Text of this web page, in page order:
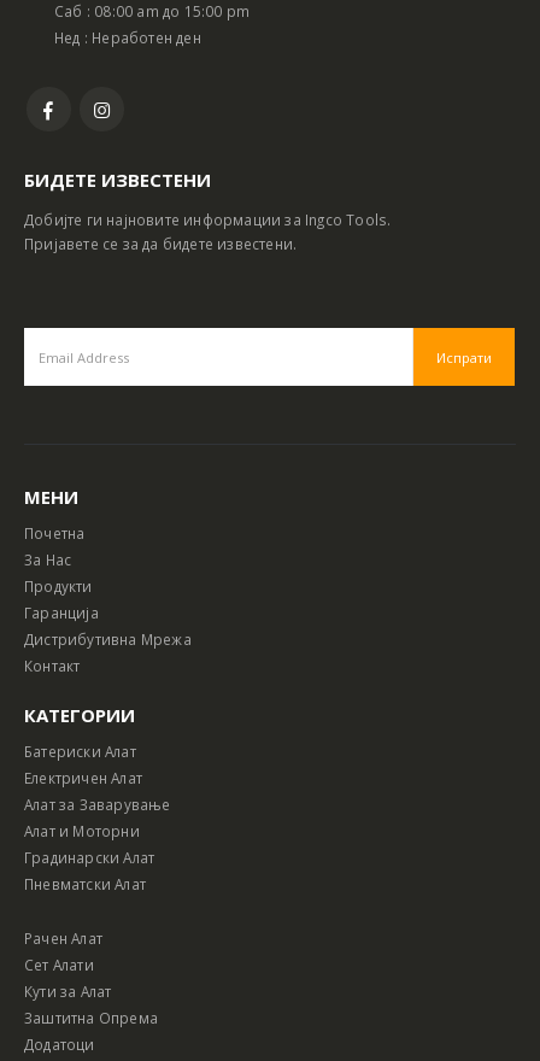
Саб : 08:00 am до 15:00 pm
Нед : Неработен ден
БИДЕТЕ ИЗВЕСТЕНИ
Добијте ги најновите информации за Ingco Tools.
Пријавете се за да бидете известени.
МЕНИ
Почетна
За Нас
Продукти
Гаранција
Дистрибутивна Мрежа
Контакт
КАТЕГОРИИ
Батериски Алат
Електричен Алат
Алат за Заварување
Алат и Моторни
Градинарски Алат
Пневматски Алат
Рачен Алат
Сет Алати
Кути за Алат
Заштитна Опрема
Додатоци